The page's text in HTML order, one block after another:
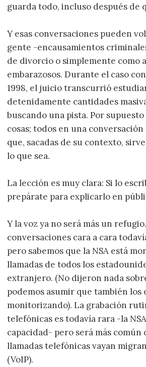
guarda todo, incluso después de
Y esas conversaciones pueden
gente -encausamientos
de divorcio o simplemente como
embarazosos. Durante el caso
1998, el juicio transcurrió
detenidamente cantidades
buscando una pista. Por
cosas; todos en una conversación
que, sacadas de su contexto,
lo que sea.
La lección es muy clara: Si lo
prepárate para explicarlo en
Y la voz ya no será más un
conversaciones cara a cara
pero sabemos que la NSA está
llamadas de todos los
extranjero. (No dijeron nada
podemos asumir que también los
monitorizando). La grabación
telefónicas es todavía rara -la
capacidad- pero será más común
llamadas telefónicas vayan
(VoIP).